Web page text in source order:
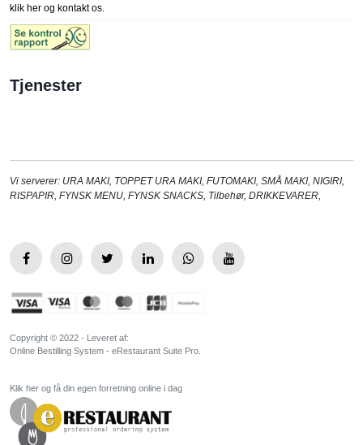
klik her og kontakt os.
Tjenester
Vi serverer: URA MAKI, TOPPET URA MAKI, FUTOMAKI, SMÅ MAKI, NIGIRI,
RISPAPIR FYNSK MENU FYNSK SNACKS Tilbehør, DRIKKEVARER
Copyright © 2022 - Leveret af:
Online Bestilling System - eRestaurant Suite Pro.
Klik her og få din egen forretning online i dag